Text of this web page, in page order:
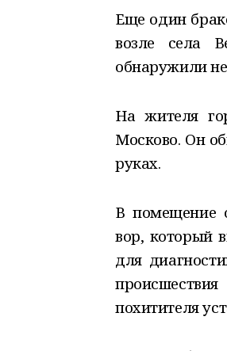
Еще один
возле села
обнаружили
На жителя
Москово. Он
руках.
В помещение
вор, который
для
похитителя